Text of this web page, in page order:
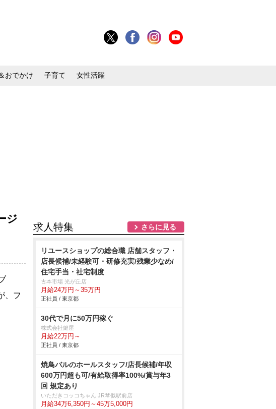
おでかけ 子育て 女性活躍
ジ
、フ
求人特集 さらに見る
リユースショップの総合職 店舗スタッフ・
店長候補/未経験可・研修充実/残業少なめ/
住宅手当・社宅制度
古本市場 光が丘店
月給24万円～35万円
正社員 / 東京都
30代で月に50万円稼ぐ
株式会社鍵屋
月給22万円～
正社員 / 東京都
焼鳥バルのホールスタッフ/店長候補/年収
600万円超も可/有給取得率100%/賞与年3
回 規定あり
いただきコッコちゃん JR琴似駅前店
月給34万6,350円～45万5,000円